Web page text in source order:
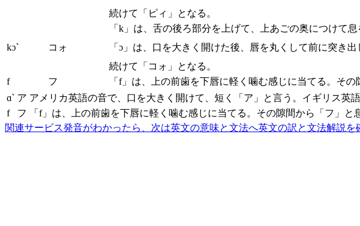
続けて「ピィ」となる。
kɔ` コォ
「k」は、舌の後ろ部分を上げて、上あごの奥につけて
「ɔ」は、口を大きく開けた後、唇を丸くして前に突き
続けて「コォ」となる。
f
フ
「f」は、上の前歯を下唇に軽く噛む感じに当てる。そ
ɑ` ア アメリカ英語の音で、口を大きく開けて、短く「ア」と言う。イギリス英
f
フ
「f」は、上の前歯を下唇に軽く噛む感じに当てる。その隙間から「フ」と
関連サービス発音がわかったら、次は英文の意味と文法へ英文の訳と文法解説を